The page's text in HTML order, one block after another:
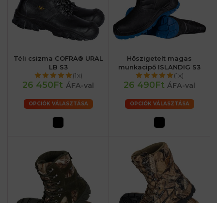
Téli csizma COFRA® URAL
LB S3
(1x)
26 450Ft ÁFA-val
OPCIÓK VÁLASZTÁSA
Hőszigetelt magas
munkacipő ISLANDIG S3
(1x)
26 490Ft ÁFA-val
OPCIÓK VÁLASZTÁSA